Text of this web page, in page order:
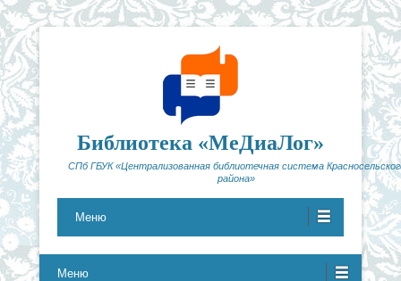
Библиотека «МеДиаЛог»
СПб ГБУК «Централизованная библиотечная система
района»
Меню
Меню